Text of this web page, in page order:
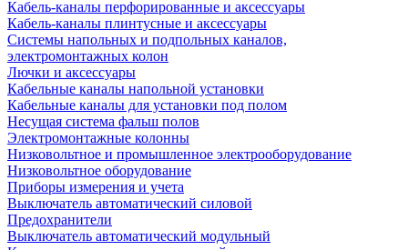
Кабель-каналы перфорированные и аксессуары
Кабель-каналы плинтусные и аксессуары
Системы напольных и подпольных каналов,
электромонтажных колон
Лючки и аксессуары
Кабельные каналы напольной установки
Кабельные каналы для установки под полом
Несущая система фальш полов
Электромонтажные колонны
Низковольтное и промышленное электрооборудование
Низковольтное оборудование
Приборы измерения и учета
Выключатель автоматический силовой
Предохранители
Выключатель автоматический модульный